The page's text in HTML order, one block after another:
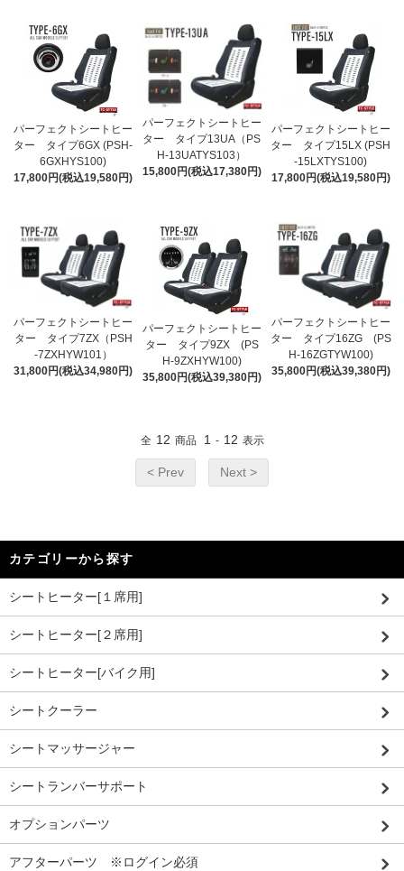
パーフェクトシートヒー
ター タイプ6GX (PSH-
6GXHYS100)
17,800円(税込19,580円)
パーフェクトシートヒー
ター タイプ13UA（PS
H-13UATYS103）
15,800円(税込17,380円)
パーフェクトシートヒー
ター タイプ15LX (PSH
-15LXTYS100)
17,800円(税込19,580円)
パーフェクトシートヒー
ター タイプ7ZX（PSH
-7ZXHYW101）
31,800円(税込34,980円)
パーフェクトシートヒー
ター タイプ9ZX (PS
H-9ZXHYW100)
35,800円(税込39,380円)
パーフェクトシートヒー
ター タイプ16ZG (PS
H-16ZGTYW100)
35,800円(税込39,380円)
全 12 商品 1 - 12 表示
< Prev Next >
カテゴリーから探す
シートヒーター[１席用]
シートヒーター[２席用]
シートヒーター[バイク用]
シートクーラー
シートマッサージャー
シートランバーサポート
オプションパーツ
アフターパーツ ※ログイン必須